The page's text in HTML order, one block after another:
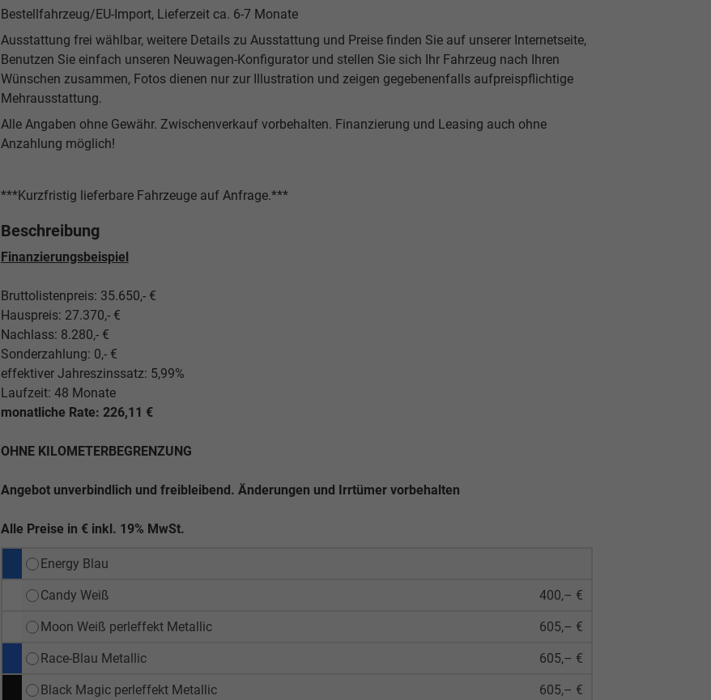
Bestellfahrzeug/EU-Import, Lieferzeit ca. 6-7 Monate
Ausstattung frei wählbar, weitere Details zu Ausstattung und Preise finden Sie auf unserer Internetseite,
Benutzen Sie einfach unseren Neuwagen-Konfigurator und stellen Sie sich Ihr Fahrzeug nach Ihren
Wünschen zusammen, Fotos dienen nur zur Illustration und zeigen gegebenenfalls aufpreispflichtige
Mehrausstattung.
Alle Angaben ohne Gewähr. Zwischenverkauf vorbehalten. Finanzierung und Leasing auch ohne
Anzahlung möglich!
***Kurzfristig lieferbare Fahrzeuge auf Anfrage.***
Beschreibung
Finanzierungsbeispiel
Bruttolistenpreis: 35.650,- €
Hauspreis: 27.370,- €
Nachlass: 8.280,- €
Sonderzahlung: 0,- €
effektiver Jahreszinssatz: 5,99%
Laufzeit: 48 Monate
monatliche Rate: 226,11 €
OHNE KILOMETERBEGRENZUNG
Angebot unverbindlich und freibleibend. Änderungen und Irrtümer vorbehalten
Alle Preise in € inkl. 19% MwSt.
Energy Blau
Candy Weiß 400,– €
Moon Weiß perleffekt Metallic 605,– €
Race-Blau Metallic 605,– €
Black Magic perleffekt Metallic 605,– €